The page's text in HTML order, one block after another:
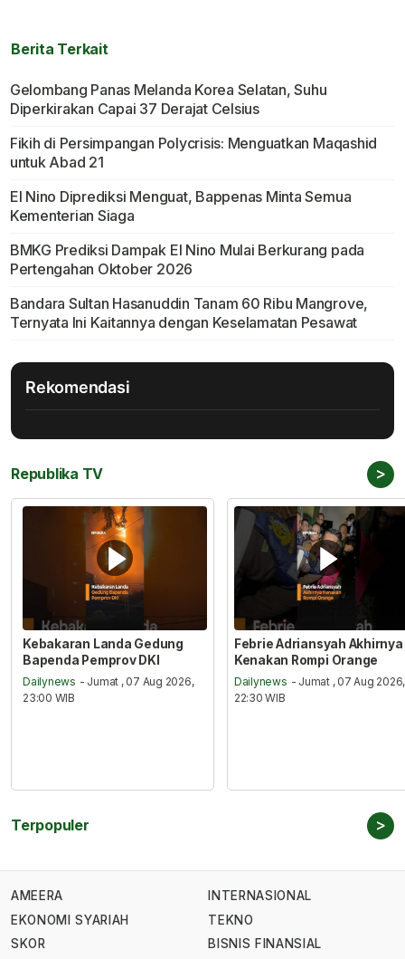
Berita Terkait
Gelombang Panas Melanda Korea Selatan, Suhu
Diperkirakan Capai 37 Derajat Celsius
Fikih di Persimpangan Polycrisis: Menguatkan Maqashid
untuk Abad 21
El Nino Diprediksi Menguat, Bappenas Minta Semua
Kementerian Siaga
BMKG Prediksi Dampak El Nino Mulai Berkurang pada
Pertengahan Oktober 2026
Bandara Sultan Hasanuddin Tanam 60 Ribu Mangrove,
Ternyata Ini Kaitannya dengan Keselamatan Pesawat
Rekomendasi
Republika TV >
Kebakaran Landa Gedung
Bapenda Pemprov DKI
Dailynews - Jumat , 07 Aug 2026,
23:00 WIB
Febrie Adriansyah Akhirnya
Kenakan Rompi Orange
Dailynews - Jumat , 07 Aug 2026,
22:30 WIB
Terpopuler >
AMEERA
EKONOMI SYARIAH
SKOR
INTERNASIONAL
TEKNO
BISNIS FINANSIAL